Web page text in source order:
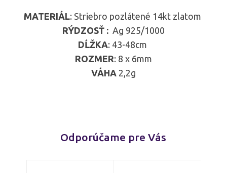
MATERIÁL: Striebro pozlátené 14kt zlatom
RÝDZOSŤ : Ag 925/1000
DĹŽKA: 43-48cm
ROZMER: 8 x 6mm
VÁHA 2,2g
Odporúčame pre Vás